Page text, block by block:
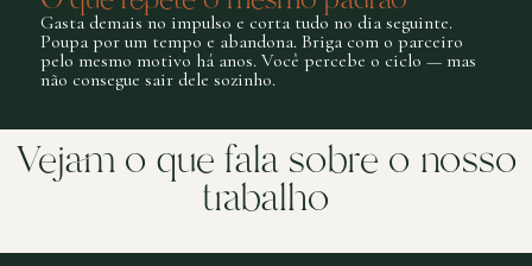
Gasta demais no impulso e corta tudo no dia seguinte.
Poupa por um tempo e abandona. Briga com o parceiro
pelo mesmo motivo há anos. Você percebe o ciclo — mas
não consegue sair dele sozinho.
Vejam o que fala sobre o nosso
trabalho